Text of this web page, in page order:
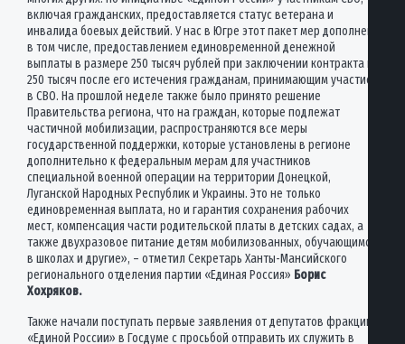
включая гражданских, предоставляется статус ветерана и
инвалида боевых действий. У нас в Югре этот пакет мер дополнен,
в том числе, предоставлением единовременной денежной
выплаты в размере 250 тысяч рублей при заключении контракта и
250 тысяч после его истечения гражданам, принимающим участие
в СВО. На прошлой неделе также было принято решение
Правительства региона, что на граждан, которые подлежат
частичной мобилизации, распространяются все меры
государственной поддержки, которые установлены в регионе
дополнительно к федеральным мерам для участников
специальной военной операции на территории Донецкой,
Луганской Народных Республик и Украины. Это не только
единовременная выплата, но и гарантия сохранения рабочих
мест, компенсация части родительской платы в детских садах, а
также двухразовое питание детям мобилизованных, обучающимся
в школах и другие», – отметил Секретарь Ханты-Мансийского
регионального отделения партии «Единая Россия» Борис
Хохряков.
Также начали поступать первые заявления от депутатов фракции
«Единой России» в Госдуме с просьбой отправить их служить в